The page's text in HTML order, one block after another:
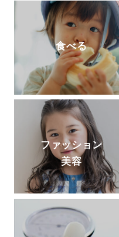
食べる
ファッション
美容